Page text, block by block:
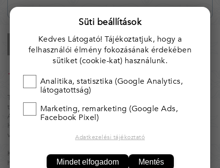
KOSÁRBA
* Magyarország területén.
Tárgyaink egyedi, kézzel készített alkotások, ezért nincs két
teljesen egyforma.
Amennyiben több darab van raktáron, azt jelezzük.
Ha valamelyik tárgyból többet igényelnél, kérjük, vedd fel
velünk a kapcsolatot.
Kínálatunk folymatosan bővül, illetve változik. Érdemes
hozzánk visszajárni.
Süti beállítások
Kedves Látogató! Tájékoztatjuk, hogy a
felhasználói élmény fokozásának érdekében
sütiket (cookie-kat) használunk.
Analitika, statisztika (Google Analytics,
látogatottság)
Marketing, remarketing (Google Ads,
Facebook Pixel)
Adatkezelési tájékoztató
Mindet elfogadom Mentés